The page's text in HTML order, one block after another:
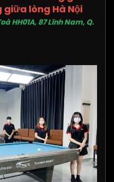
lòng Hà Nội
HH01A, 87 Lĩnh Nam, Q.